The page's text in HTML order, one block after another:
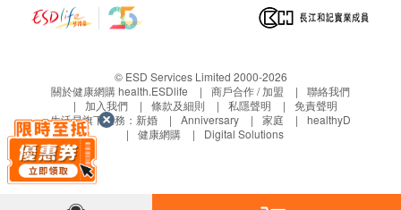
© ESD Services Limited 2000-2026
關於健康網購 health.ESDlife
商戶合作 / 加盟
聯絡我們
加入我們
條款及細則 私隱聲明
免責聲明
生活易旗下業務： 新婚 Anniversary 家庭
healthyD
健康網購
Digital Solutions